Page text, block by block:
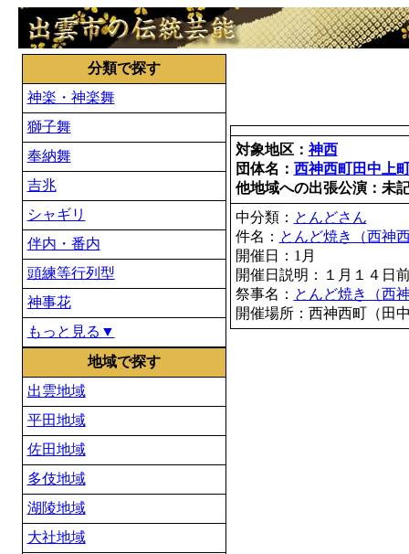
分類で探す
神楽・神楽舞
獅子舞
奉納舞
吉兆
シャギリ
伴内・番内
頭練等行列型
神事花
もっと見る▼
地域で探す
出雲地域
平田地域
佐田地域
多伎地域
湖陵地域
大社地域
対象地区：神西
団体名： 西神西町田中上
他地域への出張公演：未
中分類： とんどさん
件名： とんど焼き（西神
開催日：1月
開催日説明：１月１４日
祭事名： とんど焼き（西
開催場所：西神西町（田